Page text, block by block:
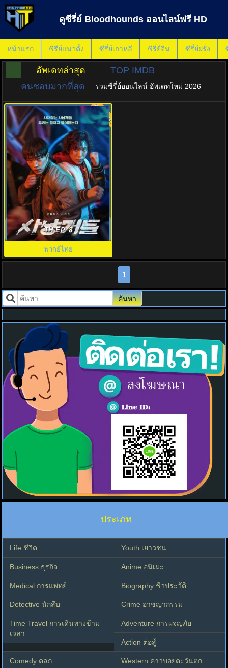
ดูซีรี่ย์ Bloodhounds ออนไลน์ฟรี HD
หน้าแรก ซีรีย์แนวตั้ง ซีรี่ย์เกาหลี ซีรี่ย์จีน ซีรี่ย์ฝรั่ง
อัพเดทล่าสุด
TOP IMDB
คนชอบมากที่สุด
รวมซีรี่ย์ออนไลน์ อัพเดทใหม่ 2026
ดูซีรี่ย์เกาหลี บลัดฮาวด์ (2023)
Bloodhounds พากย์ไทย EP1-8
8.0 พากย์ไทย
TH EP. 8
พากย์ไทย
1
ค้นหา
ประเภท
Life ชีวิต Youth เยาวชน
Business ธุรกิจ Anime อนิเมะ
Medical การแพทย์ Biography ชีวประวัติ
Detective นักสืบ Crime อาชญากรรม
Time Travel การเดินทางข้าม
เวลา
Adventure การผจญภัย
Action ต่อสู้
Comedy ตลก Western คาวบอยตะวันตก